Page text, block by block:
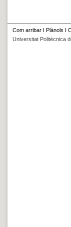
Com arribar I Plànols I
Universitat Politècnica